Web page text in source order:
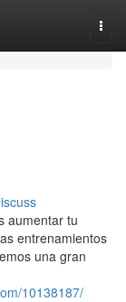
aumentar tu
entrenamientos
una gran
10138187/